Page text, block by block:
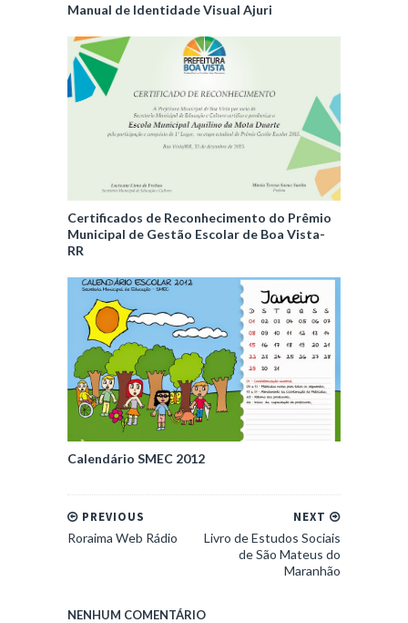
Manual de Identidade Visual Ajuri
Certificados de Reconhecimento do Prêmio
Municipal de Gestão Escolar de Boa Vista-
RR
Calendário SMEC 2012
NEXT
Livro de Estudos Sociais
de São Mateus do
Maranhão
PREVIOUS
Roraima Web Rádio
NENHUM COMENTÁRIO